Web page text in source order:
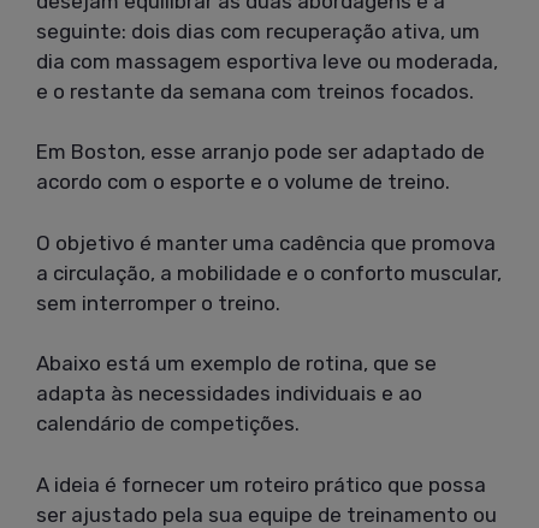
seguinte: dois dias com recuperação ativa, um
dia com massagem esportiva leve ou moderada,
e o restante da semana com treinos focados.
Em Boston, esse arranjo pode ser adaptado de
acordo com o esporte e o volume de treino.
O objetivo é manter uma cadência que promova
a circulação, a mobilidade e o conforto muscular,
sem interromper o treino.
Abaixo está um exemplo de rotina, que se
adapta às necessidades individuais e ao
calendário de competições.
A ideia é fornecer um roteiro prático que possa
ser ajustado pela sua equipe de treinamento ou